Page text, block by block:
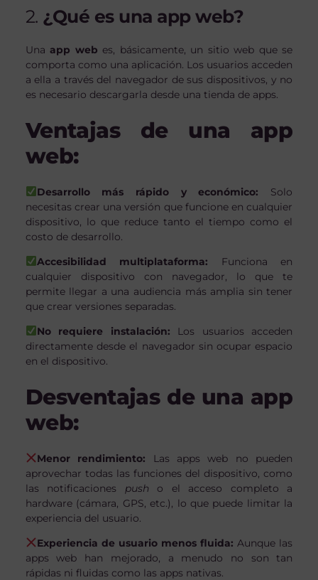
2. ¿Qué es una app web?
Unaapp web es, básicamente, un sitio web que se
comporta como una aplicación. Los usuarios acceden
a ella a través del navegador de sus dispositivos, y no
es necesario descargarla desde una tienda de apps.
Ventajas de una app
web:
Desarrollo más rápido y económico: Solo
necesitas crear una versión que funcione en cualquier
dispositivo, lo que reduce tanto el tiempo como el
costo de desarrollo.
Accesibilidad multiplataforma: Funciona en
cualquier dispositivo con navegador, lo que te
permite llegar a una audiencia más amplia sin tener
que crear versiones separadas.
No requiere instalación: Los usuarios acceden
directamente desde el navegador sin ocupar espacio
en el dispositivo.
Desventajas de una app
web:
Menor rendimiento: Las apps web no pueden
aprovechar todas las funciones del dispositivo, como
las notificaciones push o el acceso completo a
hardware (cámara, GPS, etc.), lo que puede limitar la
experiencia del usuario.
Experiencia de usuario menos fluida: Aunque las
apps web han mejorado, a menudo no son tan
rápidas ni fluidas como las apps nativas.